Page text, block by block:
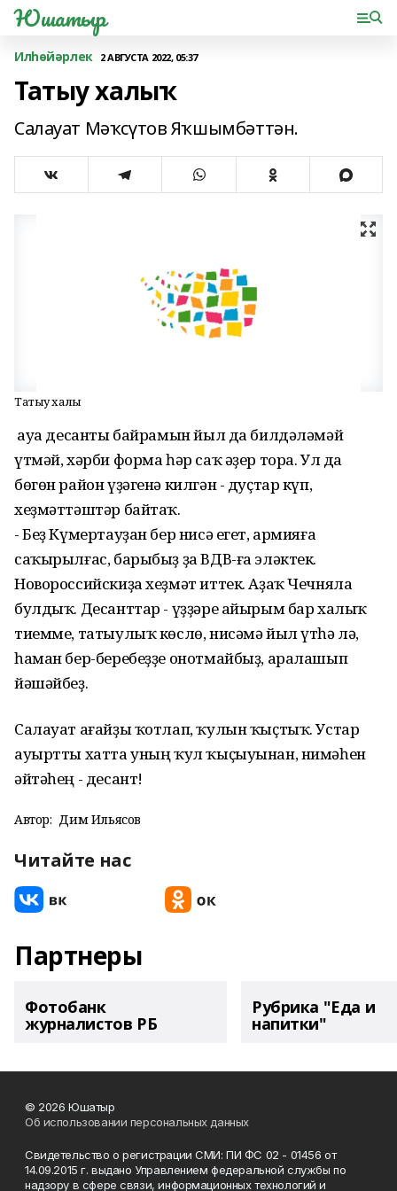
Юшатыр
Илһөйәрлек 2 АВГУСТА 2022, 05:37
Татыу халыҡ
Салауат Мәҡсүтов Яҡшымбәттән.
Татыу халыҡ
Һауа десанты байрамын йыл да билдәләмәй
үтмәй, хәрби форма һәр саҡ әҙер тора. Ул да
бөгөн район үҙәгенә килгән - дуҫтар күп,
хеҙмәттәштәр байтаҡ.
- Беҙ Күмертауҙан бер нисә егет, армияға
саҡырылғас, барыбыҙ ҙа ВДВ-ға эләктек.
Новороссийскиҙа хеҙмәт иттек. Аҙаҡ Чечняла
булдыҡ. Десанттар - үҙҙәре айырым бар халыҡ
тиемме, татыулыҡ көслө, нисәмә йыл үтһә лә,
һаман бер-беребеҙҙе онотмайбыҙ, аралашып
йәшәйбеҙ.
Салауат ағайҙы ҡотлап, ҡулын ҡыҫтыҡ. Устар
ауыртты хатта уның ҡул ҡыҫыуынан, нимәһен
әйтәһең - десант!
Автор: Дим Ильясов
Читайте нас
Партнеры
Фотобанк
журналистов РБ
Рубрика "Еда и
напитки"
© 2026 Юшатыр
Об использовании персональных данных
Свидетельство о регистрации СМИ: ПИ ФС 02 - 01456 от
14.09.2015 г. выдано Управлением федеральной службы по
надзору в сфере связи, информационных технологий и